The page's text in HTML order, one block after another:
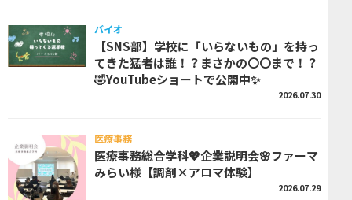
バイオ
【SNS部】学校に「いらないもの」を持っ
てきた猛者は誰！？まさかの〇〇まで！？
🤣YouTubeショートで公開中✨
2026.07.30
医療事務
医療事務総合学科💖企業説明会🌸ファーマ
みらい様【調剤×アロマ体験】
2026.07.29